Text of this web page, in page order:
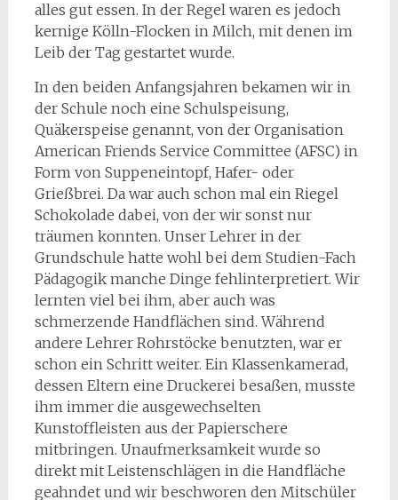
alles gut essen. In der Regel waren es jedoch
kernige Kölln-Flocken in Milch, mit denen im
Leib der Tag gestartet wurde.
In den beiden Anfangsjahren bekamen wir in
der Schule noch eine Schulspeisung,
Quäkerspeise genannt, von der Organisation
American Friends Service Committee (AFSC) in
Form von Suppeneintopf, Hafer- oder
Grießbrei. Da war auch schon mal ein Riegel
Schokolade dabei, von der wir sonst nur
träumen konnten. Unser Lehrer in der
Grundschule hatte wohl bei dem Studien-Fach
Pädagogik manche Dinge fehlinterpretiert. Wir
lernten viel bei ihm, aber auch was
schmerzende Handflächen sind. Während
andere Lehrer Rohrstöcke benutzten, war er
schon ein Schritt weiter. Ein Klassenkamerad,
dessen Eltern eine Druckerei besaßen, musste
ihm immer die ausgewechselten
Kunstoffleisten aus der Papierschere
mitbringen. Unaufmerksamkeit wurde so
direkt mit Leistenschlägen in die Handfläche
geahndet und wir beschworen den Mitschüler